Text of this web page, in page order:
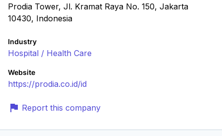
Prodia Tower, Jl. Kramat Raya No. 150, Jakarta
10430, Indonesia
Industry
Hospital / Health Care
Website
https://prodia.co.id/id
Report this company